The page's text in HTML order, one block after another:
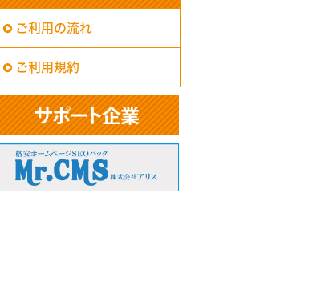
ご利用の流れ
ご利用規約